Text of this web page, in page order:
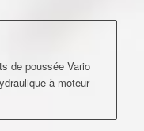
de poussée Vario
à moteur